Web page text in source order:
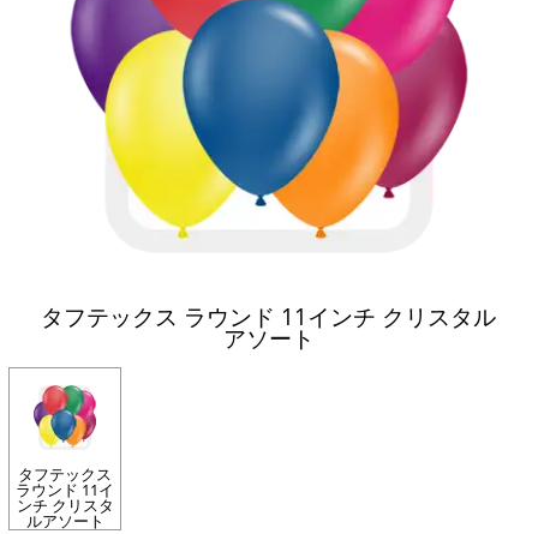
タフテックス ラウンド 11インチ クリスタル
アソート
タフテックス
ラウンド 11イ
ンチ クリスタ
ルアソート